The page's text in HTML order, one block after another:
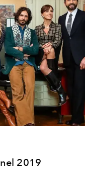
2019